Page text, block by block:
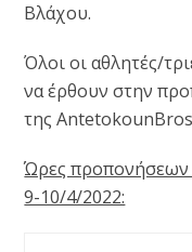
Βλάχου.
Όλοι οι αθλητές/
να έρθουν στην
της
Ώρες προπονήσεων
9-10/4/2022: